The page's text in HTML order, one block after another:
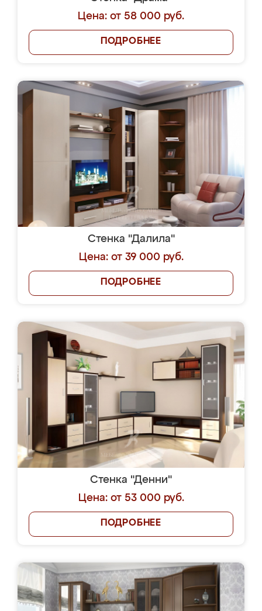
Цена: от 58 000 руб.
ПОДРОБНЕЕ
Стенка "Далила"
Цена: от 39 000 руб.
ПОДРОБНЕЕ
Стенка "Денни"
Цена: от 53 000 руб.
ПОДРОБНЕЕ